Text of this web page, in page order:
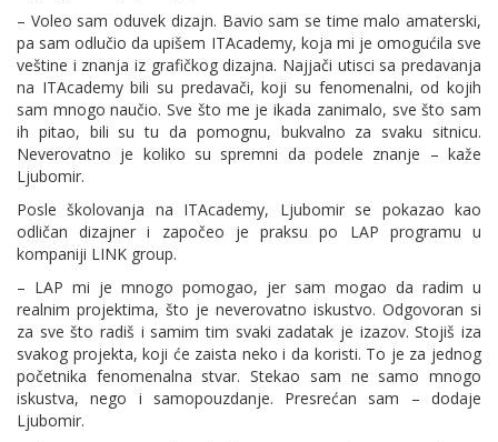
– Voleo sam oduvek dizajn. Bavio sam se time malo amaterski,
pa sam odlučio da upišem ITAcademy, koja mi je omogućila sve
veštine i znanja iz grafičkog dizajna. Najjači utisci sa predavanja
na ITAcademy bili su predavači, koji su fenomenalni, od kojih
sam mnogo naučio. Sve što me je ikada zanimalo, sve što sam
ih pitao, bili su tu da pomognu, bukvalno za svaku sitnicu.
Neverovatno je koliko su spremni da podele znanje – kaže
Ljubomir.
Posle školovanja na ITAcademy, Ljubomir se pokazao kao
odličan dizajner i započeo je praksu po LAP programu u
kompaniji LINK group.
– LAP mi je mnogo pomogao, jer sam mogao da radim u
realnim projektima, što je neverovatno iskustvo. Odgovoran si
za sve što radiš i samim tim svaki zadatak je izazov. Stojiš iza
svakog projekta, koji će zaista neko i da koristi. To je za jednog
početnika fenomenalna stvar. Stekao sam ne samo mnogo
iskustva, nego i samopouzdanje. Presrećan sam – dodaje
Ljubomir.